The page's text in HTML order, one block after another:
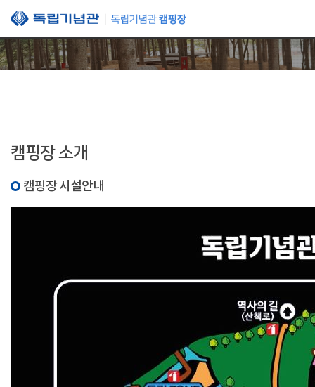
본문 바로가기
캠핑장 소개
캠핑장 시설안내